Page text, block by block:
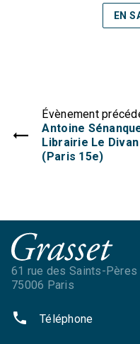
EN
Évènement
Antoine
Librairie Le Divan
(Paris 15e)
61 rue des Saints-Pères
75006 Paris
phone Téléphone